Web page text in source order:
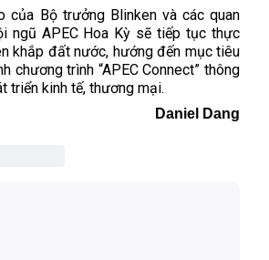
của Bộ trưởng Blinken và các quan
ngũ APEC Hoa Kỳ sẽ tiếp tục thực
khắp đất nước, hướng đến mục tiêu
chương trình “APEC Connect” thông
triển kinh tế, thương mại.
Daniel Dang